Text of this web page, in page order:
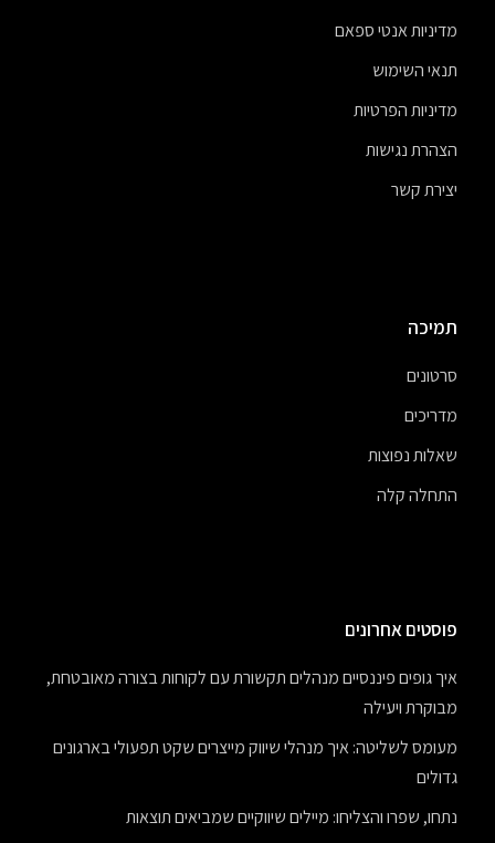
מדיניות אנטי ספאם
תנאי השימוש
מדיניות הפרטיות
הצהרת נגישות
יצירת קשר
תמיכה
סרטונים
מדריכים
שאלות נפוצות
התחלה קלה
פוסטים אחרונים
איך גופים פיננסיים מנהלים תקשורת עם לקוחות בצורה מאובטחת,
מבוקרת ויעילה
מעומס לשליטה: איך מנהלי שיווק מייצרים שקט תפעולי בארגונים
גדולים
נתחו, שפרו והצליחו: מיילים שיווקיים שמביאים תוצאות